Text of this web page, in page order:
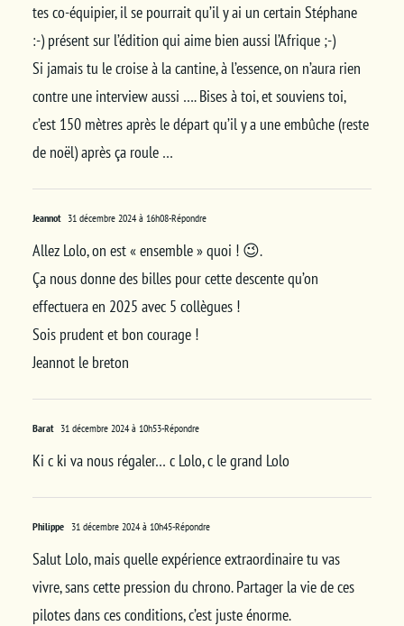
tes co-équipier, il se pourrait qu’il y ai un certain Stéphane
:-) présent sur l’édition qui aime bien aussi l’Afrique ;-)
Si jamais tu le croise à la cantine, à l’essence, on n’aura rien
contre une interview aussi …. Bises à toi, et souviens toi,
c’est 150 mètres après le départ qu’il y a une embûche (reste
de noël) après ça roule …
Jeannot 31 décembre 2024 à 16h08-Répondre
Allez Lolo, on est « ensemble » quoi ! 😉.
Ça nous donne des billes pour cette descente qu’on
effectuera en 2025 avec 5 collègues !
Sois prudent et bon courage !
Jeannot le breton
Barat 31 décembre 2024 à 10h53-Répondre
Ki c ki va nous régaler… c Lolo, c le grand Lolo
Philippe 31 décembre 2024 à 10h45-Répondre
Salut Lolo, mais quelle expérience extraordinaire tu vas
vivre, sans cette pression du chrono. Partager la vie de ces
pilotes dans ces conditions, c’est juste énorme.